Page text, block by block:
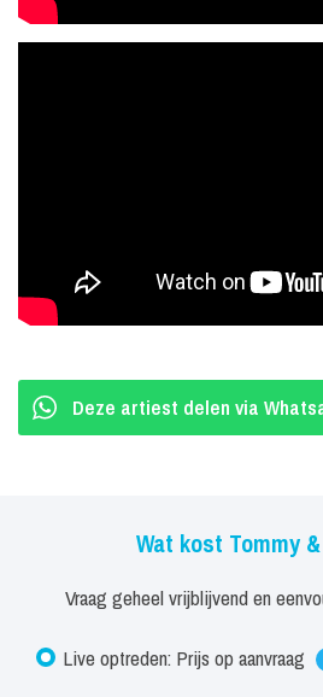
Deze artiest delen via
Wat kost Tommy
Vraag geheel vrijblijvend en
Live optreden: Prijs op aanvraag